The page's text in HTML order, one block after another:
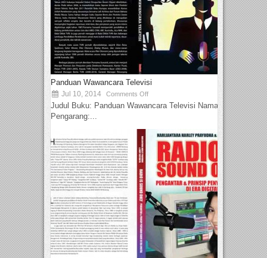
Panduan Wawancara Televisi
Jul 10, 2014 Comments Off
Judul Buku: Panduan Wawancara Televisi Nama
Pengarang:...